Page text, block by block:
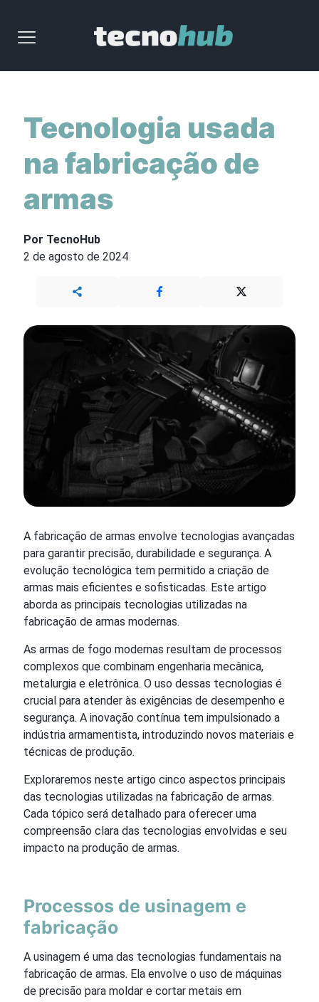
Tecnologia usada
na fabricação de
armas
Por TecnoHub
2 de agosto de 2024
A fabricação de armas envolve tecnologias avançadas
para garantir precisão, durabilidade e segurança. A
evolução tecnológica tem permitido a criação de
armas mais eficientes e sofisticadas. Este artigo
aborda as principais tecnologias utilizadas na
fabricação de armas modernas.
As armas de fogo modernas resultam de processos
complexos que combinam engenharia mecânica,
metalurgia e eletrônica. O uso dessas tecnologias é
crucial para atender às exigências de desempenho e
segurança. A inovação contínua tem impulsionado a
indústria armamentista, introduzindo novos materiais e
técnicas de produção.
Exploraremos neste artigo cinco aspectos principais
das tecnologias utilizadas na fabricação de armas.
Cada tópico será detalhado para oferecer uma
compreensão clara das tecnologias envolvidas e seu
impacto na produção de armas.
Processos de usinagem e
fabricação
A usinagem é uma das tecnologias fundamentais na
fabricação de armas. Ela envolve o uso de máquinas
de precisão para moldar e cortar metais em